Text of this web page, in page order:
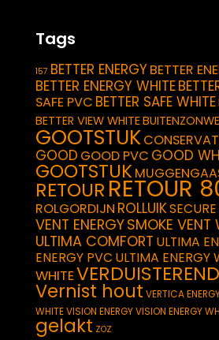
Tags
157 BETTER ENERGYBETTER
BETTER ENERGY WHITE
SAFE PVC BETTER SAFE WHITE
BETTER VIEW WHITE
GOOTSTUK
GOOD GOOD PVC GOOD
GOOTSTUK
RETOUR RETOUR
ROLGORDIJN ROLLUIK
VENT ENERGYSMOKE VENT
ULTIMA COMFORT ULTIMA
ENERGY PVC ULTIMA ENERGY
WHITE
Vernist hout VERTICA
WHITEVISION ENERGYVISION ENERGY
gelakt ZOZ